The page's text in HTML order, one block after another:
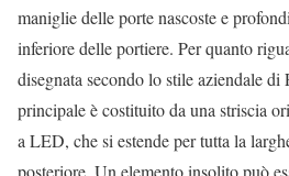
maniglie delle porte nascoste e
inferiore delle portiere. Per quanto
disegnata secondo lo stile aziendale
principale è costituito da una striscia
a LED, che si estende per tutta la
posteriore. Un elemento insolito può